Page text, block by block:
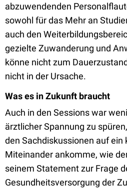
abzuwendenden
sowohl für das Mehr an
auch den
gezielte Zuwanderung und
könne nicht zum
nicht in der Ursache.
Was es in Zukunft braucht
Auch in den Sessions war
ärztlicher Spannung zu
den Sachdiskussionen auf ein
Miteinander ankomme, wie
seinem Statement zur Frage
Gesundheitsversorgung der